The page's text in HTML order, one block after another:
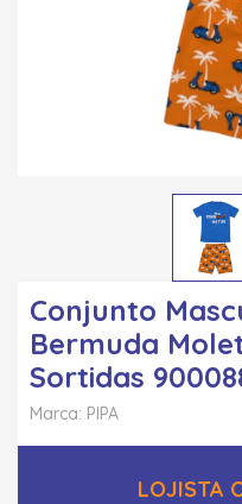
Conjunto
Bermuda
Sortidas
Marca: PIPA
LOJISTA